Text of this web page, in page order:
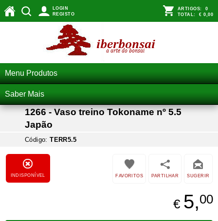
LOGIN
REGISTO
ARTIGOS: 0
TOTAL: € 0,00
Menu Produtos
Saber Mais
1266 - Vaso treino Tokoname nº 5.5
Japão
Código:TERR5.5
INDISPONÍVEL SUGERIR
PARTILHAR
FAVORITOS
€ 5,00